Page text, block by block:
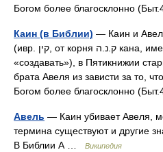
Богом более благосклонно
Каин (в Библии) — Каин и
(ивр. קין‎, от корня ק.נ.ה кана, имеющего также значение
«создавать»), в Пятикнижии
брата Авеля из зависти за то,
Богом более благосклонно
Авель — Каин убивает Авеля,
термина существуют и другие
В Библии А …
Википедия